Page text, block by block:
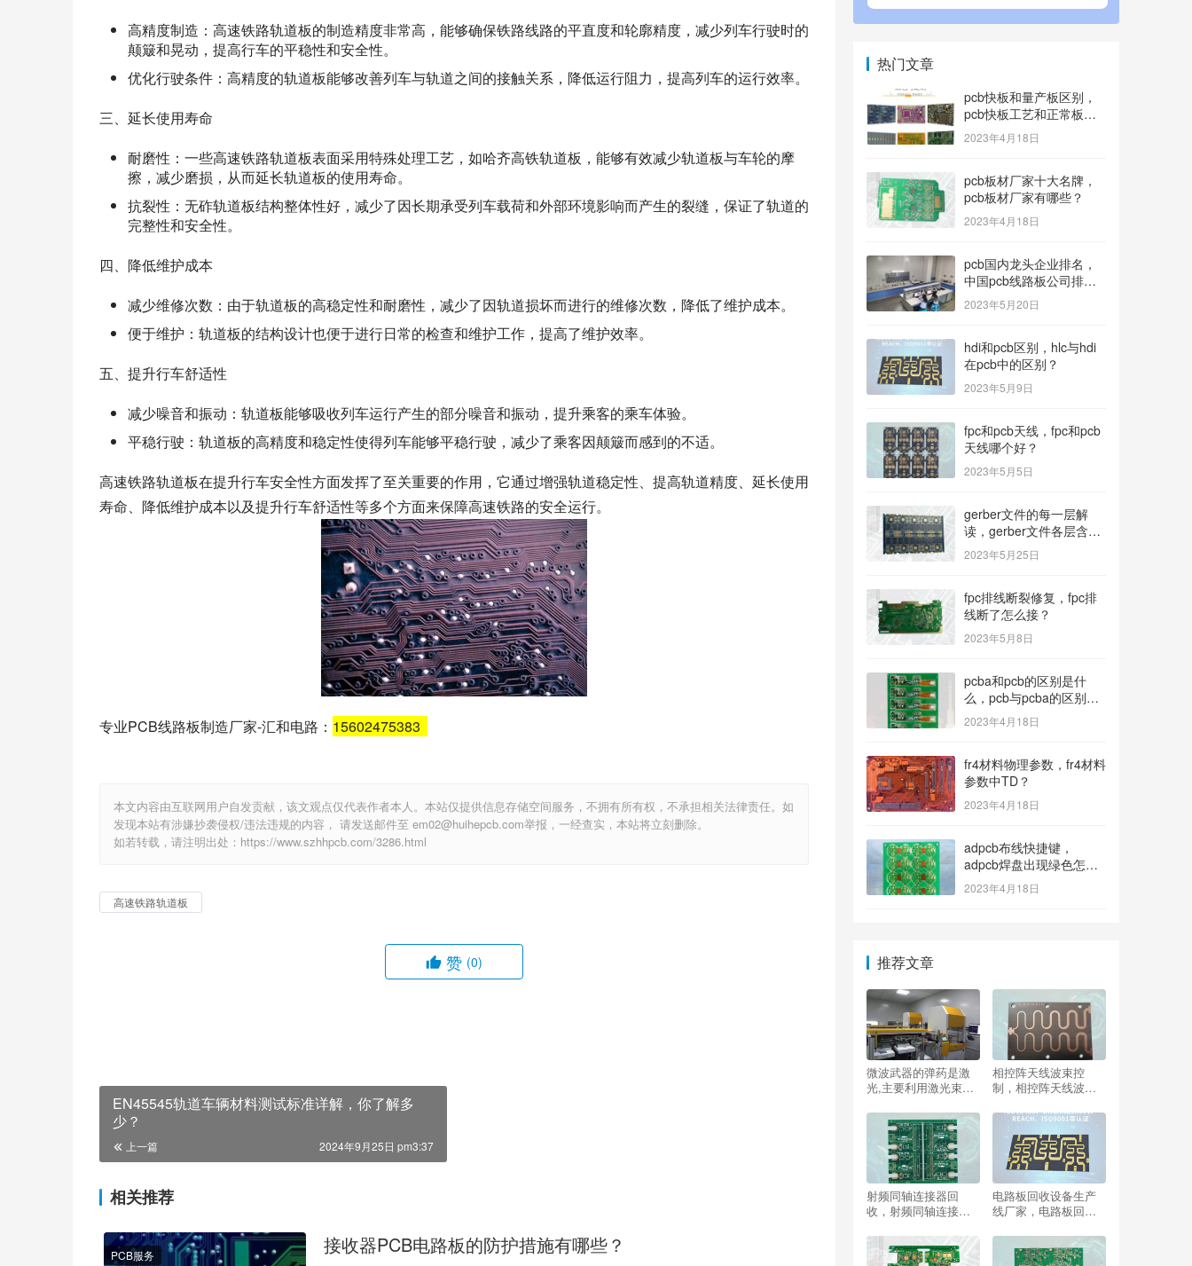
高精度制造：高速铁路轨道板的制造精度非常高，能够确保铁路线路的平直度和轮廓精度，减少列车行驶时的
颠簸和晃动，提高行车的平稳性和安全性。
优化行驶条件：高精度的轨道板能够改善列车与轨道之间的接触关系，降低运行阻力，提高列车的运行效率。
三、延长使用寿命
耐磨性：一些高速铁路轨道板表面采用特殊处理工艺，如哈齐高铁轨道板，能够有效减少轨道板与车轮的摩
擦，减少磨损，从而延长轨道板的使用寿命。
抗裂性：无砟轨道板结构整体性好，减少了因长期承受列车载荷和外部环境影响而产生的裂缝，保证了轨道的
完整性和安全性。
四、降低维护成本
减少维修次数：由于轨道板的高稳定性和耐磨性，减少了因轨道损坏而进行的维修次数，降低了维护成本。
便于维护：轨道板的结构设计也便于进行日常的检查和维护工作，提高了维护效率。
五、提升行车舒适性
减少噪音和振动：轨道板能够吸收列车运行产生的部分噪音和振动，提升乘客的乘车体验。
平稳行驶：轨道板的高精度和稳定性使得列车能够平稳行驶，减少了乘客因颠簸而感到的不适。
高速铁路轨道板在提升行车安全性方面发挥了至关重要的作用，它通过增强轨道稳定性、提高轨道精度、延长使用
寿命、降低维护成本以及提升行车舒适性等多个方面来保障高速铁路的安全运行。
专业PCB线路板制造厂家-汇和电路： 15602475383
本文内容由互联网用户自发贡献，该文观点仅代表作者本人。本站仅提供信息存储空间服务，不拥有所有权，不承担相关法律责任。如
发现本站有涉嫌抄袭侵权/违法违规的内容， 请发送邮件至 em02@huihepcb.com举报，一经查实，本站将立刻删除。
如若转载，请注明出处：https://www.szhhpcb.com/3286.html
高速铁路轨道板
赞 (0)
EN45545轨道车辆材料测试标准详解，你了解多
少？
上一篇 2024年9月25日 pm3:37
相关推荐
PCB服务 接收器PCB电路板的防护措施有哪些？
热门文章
pcb快板和量产板区别，
pcb快板工艺和正常板工
艺？
2023年4月18日
pcb板材厂家十大名牌，
pcb板材厂家有哪些？
2023年4月18日
pcb国内龙头企业排名，
中国pcb线路板公司排名
100内的有哪些？
2023年5月20日
hdi和pcb区别，hlc与hdi
在pcb中的区别？
2023年5月9日
fpc和pcb天线，fpc和pcb
天线哪个好？
2023年5月5日
gerber文件的每一层解
读，gerber文件各层含
义？
2023年5月25日
fpc排线断裂修复，fpc排
线断了怎么接？
2023年5月8日
pcba和pcb的区别是什
么，pcb与pcba的区别与
联系？
2023年4月18日
fr4材料物理参数，fr4材料
参数中TD？
2023年4月18日
adpcb布线快捷键，
adpcb焊盘出现绿色怎么
消除？
2023年4月18日
推荐文章
微波武器的弹药是激
光,主要利用激光束的
武器的弹药是激光主
要利用激光束的能量
攻击目标？
相控阵天线波束控
制，相控阵天线波束
射频同轴连接器回
收，射频同轴连接器
电路板回收设备生产
线厂家，电路板回收
些？